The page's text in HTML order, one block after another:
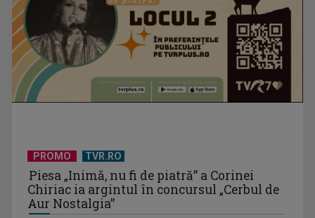
PROMO TVR.RO
Piesa „Inimă, nu fi de piatră” a Corinei
Chiriac ia argintul în concursul „Cerbul de
Aur Nostalgia”